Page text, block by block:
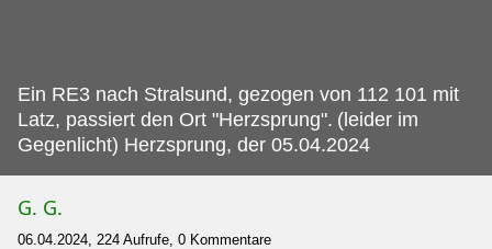
Ein RE3 nach Stralsund, gezogen von 112 101 mit
Latz, passiert den Ort "Herzsprung". (leider im
Gegenlicht) Herzsprung, der 05.04.2024
G. G.
06.04.2024, 224 Aufrufe, 0 Kommentare